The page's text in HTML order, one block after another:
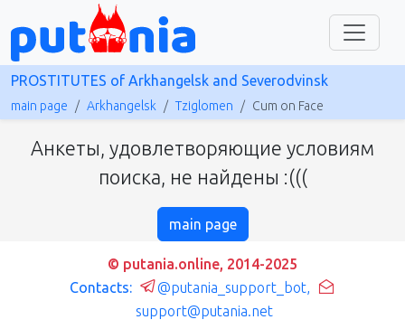
PROSTITUTES of Arkhangelsk and Severodvinsk
main page Arkhangelsk Tziglomen Cum on Face
Анкеты, удовлетворяющие условиям
поиска, не найдены :(((
main page
© putania.online, 2014-2025
Contacts:
@putania_support_bot,
support@putania.net